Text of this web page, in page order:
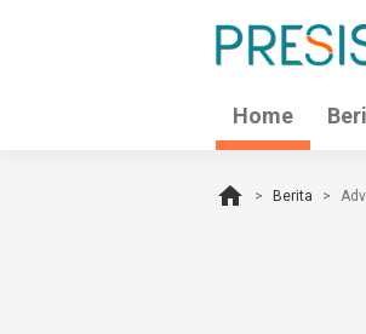
Home
home Berita